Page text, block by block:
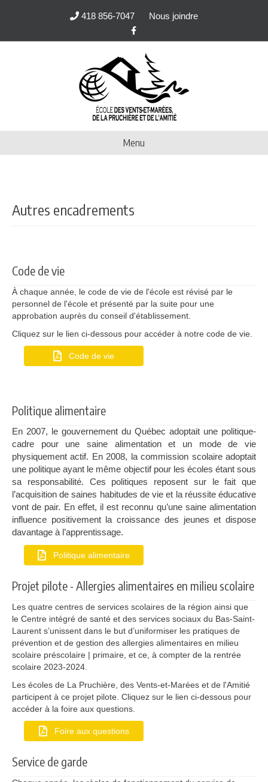
418 856-7047
Nous joindre
Facebook
Menu
Autres encadrements
Code de vie
À chaque année, le code de vie de l'école est révisé par le
personnel de l'école et présenté par la suite pour une
approbation auprès du conseil d'établissement.
Cliquez sur le lien ci-dessous pour accéder à notre code de vie.
Code de vie
Politique alimentaire
En 2007, le gouvernement du Québec adoptait une politique-
cadre pour une saine alimentation et un mode de vie
physiquement actif. En 2008, la commission scolaire adoptait
une politique ayant le même objectif pour les écoles étant sous
sa responsabilité. Ces politiques reposent sur le fait que
l’acquisition de saines habitudes de vie et la réussite éducative
vont de pair. En effet, il est reconnu qu’une saine alimentation
influence positivement la croissance des jeunes et dispose
davantage à l’apprentissage.
Politique alimentaire
Projet pilote - Allergies alimentaires en milieu scolaire
Les quatre centres de services scolaires de la région ainsi que
le Centre intégré de santé et des services sociaux du Bas-Saint-
Laurent s’unissent dans le but d’uniformiser les pratiques de
prévention et de gestion des allergies alimentaires en milieu
scolaire préscolaire | primaire, et ce, à compter de la rentrée
scolaire 2023-2024.
Les écoles de La Pruchière, des Vents-et-Marées et de l'Amitié
participent à ce projet pilote. Cliquez sur le lien ci-dessous pour
accéder à la foire aux questions.
Foire aux questions
Service de garde